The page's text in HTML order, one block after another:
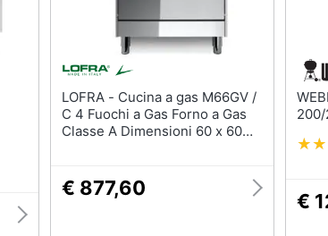
LOFRA - Cucina a gas M66GV /
C 4 Fuochi a Gas Forno a Gas
Classe A Dimensioni 60 x 60
€ 877,60
WEBER -
€